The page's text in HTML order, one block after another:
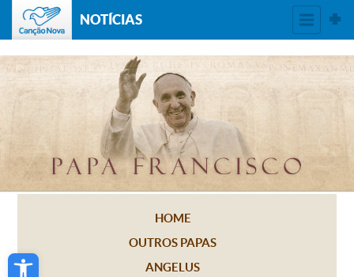
Open toolbar
NOTÍCIAS
HOME
OUTROS PAPAS
ANGELUS